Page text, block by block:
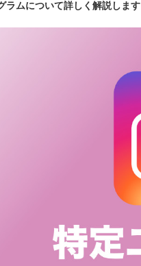
ラムについて詳しく解説します